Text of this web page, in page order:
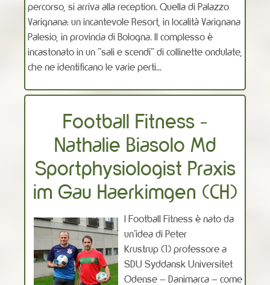
percorso, si arriva alla reception. Quella di Palazzo
Varignana: un incantevole Resort, in località Varignana
Palesio, in provincia di Bologna. Il complesso è
incastonato in un “sali e scendi” di collinette ondulate,
che ne identificano le varie perti...
Football Fitness -
Nathalie Biasolo Md
Sportphysiologist Praxis
im Gau Haerkimgen (CH)
l Football Fitness è nato da
un’idea di Peter
Krustrup (1) professore a
SDU Syddansk Universitet
Odense – Danimarca – come